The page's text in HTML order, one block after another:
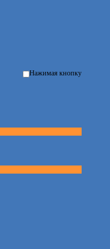
Нажимая кнопку